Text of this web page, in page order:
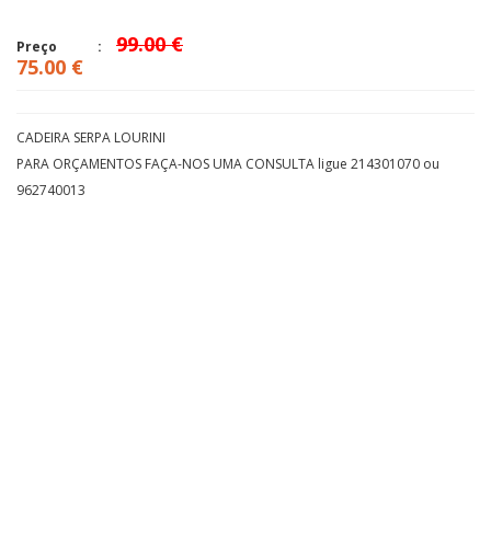
Preço
99.00 €
75.00 €
CADEIRA SERPA LOURINI
PARA ORÇAMENTOS FAÇA-NOS UMA CONSULTA ligue 214301070 ou
962740013